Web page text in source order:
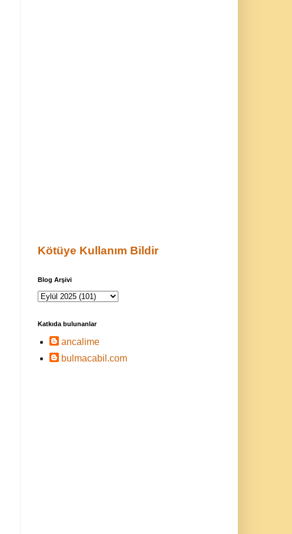
Kötüye Kullanım Bildir
Blog Arşivi
Katkıda bulunanlar
ancalime
bulmacabil.com